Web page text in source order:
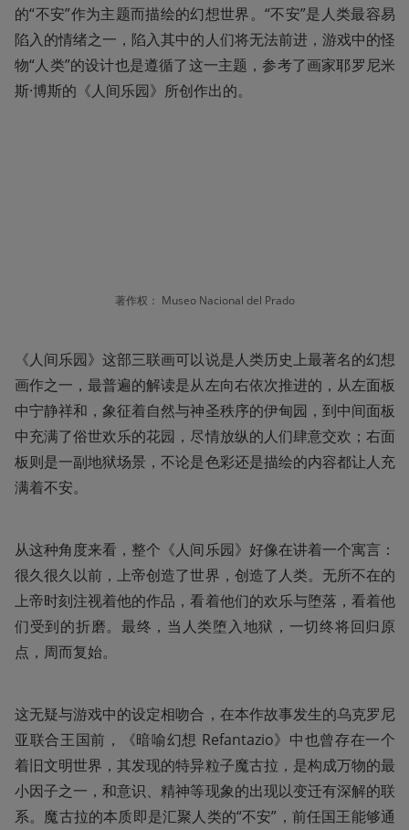
的“不安”作为主题而描绘的幻想世界。“不安”是人类最容易
陷入的情绪之一，陷入其中的人们将无法前进，游戏中的怪
物“人类”的设计也是遵循了这一主题，参考了画家耶罗尼米
斯·博斯的《人间乐园》所创作出的。
著作权： Museo Nacional del Prado
《人间乐园》这部三联画可以说是人类历史上最著名的幻想
画作之一，最普遍的解读是从左向右依次推进的，从左面板
中宁静祥和，象征着自然与神圣秩序的伊甸园，到中间面板
中充满了俗世欢乐的花园，尽情放纵的人们肆意交欢；右面
板则是一副地狱场景，不论是色彩还是描绘的内容都让人充
满着不安。
从这种角度来看，整个《人间乐园》好像在讲着一个寓言：
很久很久以前，上帝创造了世界，创造了人类。无所不在的
上帝时刻注视着他的作品，看着他们的欢乐与堕落，看着他
们受到的折磨。最终，当人类堕入地狱，一切终将回归原
点，周而复始。
这无疑与游戏中的设定相吻合，在本作故事发生的乌克罗尼
亚联合王国前，《暗喻幻想 Refantazio》中也曾存在一个
着旧文明世界，其发现的特异粒子魔古拉，是构成万物的最
小因子之一，和意识、精神等现象的出现以变迁有深解的联
系。魔古拉的本质即是汇聚人类的“不安”，前任国王能够通